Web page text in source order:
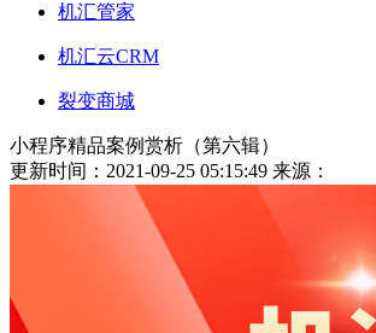
机汇管家
机汇云CRM
裂变商城
小程序精品案例赏析（第六辑）
更新时间：2021-09-25 05:15:49 来源：